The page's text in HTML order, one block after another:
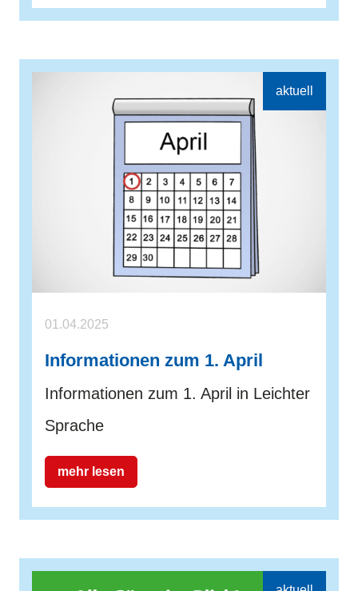
01.04.2025
Informationen zum 1. April
Informationen zum 1. April in Leichter
Sprache
mehr lesen